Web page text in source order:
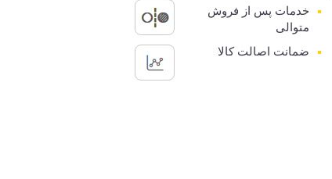
خدمات پس از فروش
متوالی
ضمانت اصالت کالا